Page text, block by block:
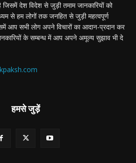
देश विदेश से जुड़ी तमाम जानकारियों को
से हम लोगों तक जनहित से जुड़ी महत्वपूर्ण
आप सभी लोग अपने विचारों का आदान-प्रदान कर
के सम्बन्ध में आप अपने अमूल्य सुझाव भी दे
हमसे जुड़ें